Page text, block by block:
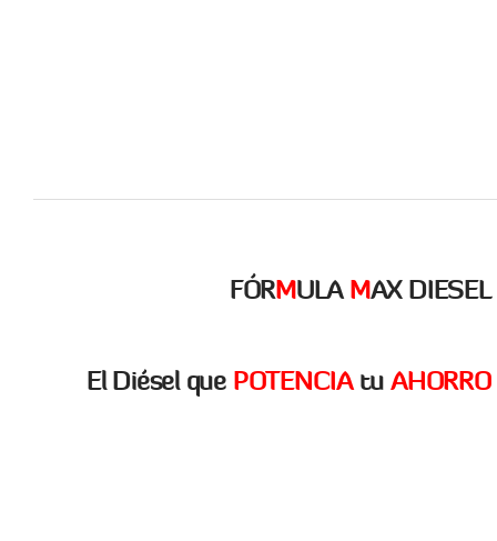
FÓRMULA MAX DIESEL
El Diésel que POTENCIAtuAHORRO